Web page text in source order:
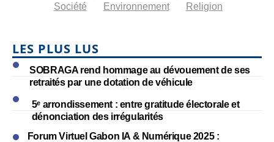
Société
Environnement Religion
LES PLUS LUS
SOBRAGA rend hommage au dévouement de ses
retraités par une dotation de véhicule
5ᵉ arrondissement : entre gratitude électorale et
dénonciation des irrégularités
Forum Virtuel Gabon IA & Numérique 2025 :